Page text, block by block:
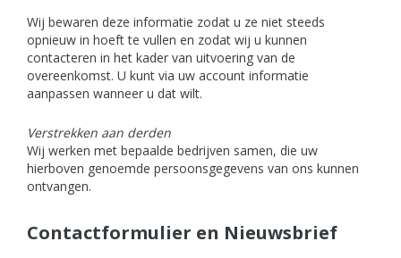
Wij bewaren deze informatie zodat u ze niet steeds
opnieuw in hoeft te vullen en zodat wij u kunnen
contacteren in het kader van uitvoering van de
overeenkomst. U kunt via uw account informatie
aanpassen wanneer u dat wilt.
Verstrekken aan derden
Wij werken met bepaalde bedrijven samen, die uw
hierboven genoemde persoonsgegevens van ons kunnen
ontvangen.
Contactformulier en Nieuwsbrief